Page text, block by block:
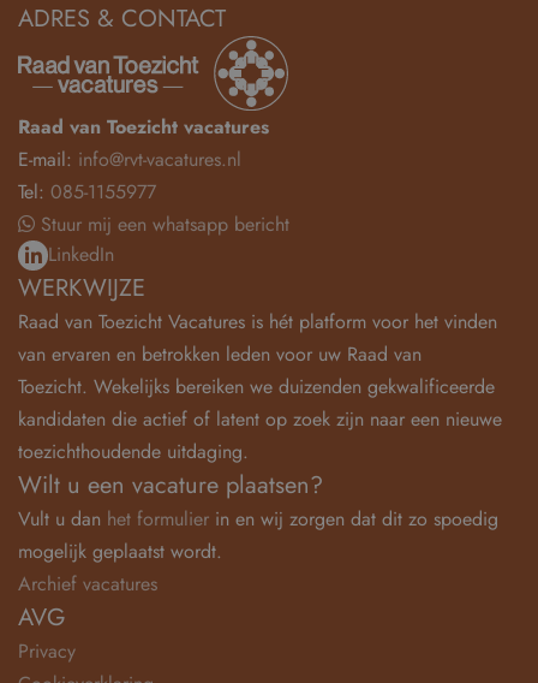
ADRES & CONTACT
Raad van Toezicht vacatures
E-mail: info@rvt-vacatures.nl
Tel: 085-1155977
Stuur mij een whatsapp bericht
LinkedIn
WERKWIJZE
Raad van Toezicht Vacatures is hét platform voor het vinden
van ervaren en betrokken leden voor uw Raad van
Toezicht. Wekelijks bereiken we duizenden gekwalificeerde
kandidaten die actief of latent op zoek zijn naar een nieuwe
toezichthoudende uitdaging.
Wilt u een vacature plaatsen?
Vult u dan het formulier in en wij zorgen dat dit zo spoedig
mogelijk geplaatst wordt.
Archief vacatures
AVG
Privacy